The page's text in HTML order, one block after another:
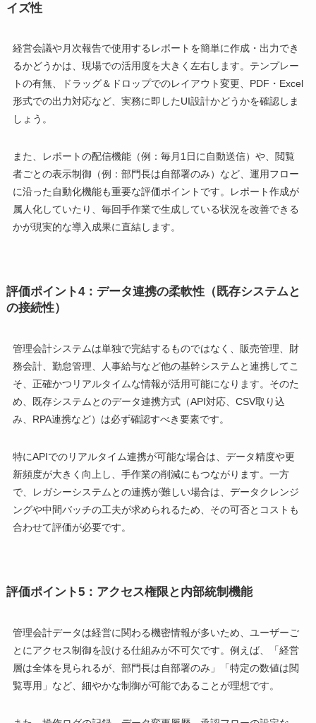
イズ性
経営会議や月次報告で使用するレポートを簡単に作成・出力でき
るかどうかは、現場での活用度を大きく左右します。テンプレー
トの有無、ドラッグ＆ドロップでのレイアウト変更、PDF・Excel
形式での出力対応など、実務に即したUI設計かどうかを確認しま
しょう。
また、レポートの配信機能（例：毎月1日に自動送信）や、閲覧
者ごとの表示制御（例：部門長は自部署のみ）など、運用フロー
に沿った自動化機能も重要な評価ポイントです。レポート作成が
属人化していたり、毎回手作業で生成している状況を改善できる
かが現実的な導入成果に直結します。
評価ポイント4：データ連携の柔軟性（既存システムと
の接続性）
管理会計システムは単独で完結するものではなく、販売管理、財
務会計、勤怠管理、人事給与など他の基幹システムと連携してこ
そ、正確かつリアルタイムな情報が活用可能になります。そのた
め、既存システムとのデータ連携方式（API対応、CSV取り込
み、RPA連携など）は必ず確認すべき要素です。
特にAPIでのリアルタイム連携が可能な場合は、データ精度や更
新頻度が大きく向上し、手作業の削減にもつながります。一方
で、レガシーシステムとの連携が難しい場合は、データクレンジ
ングや中間バッチの工夫が求められるため、その可否とコストも
合わせて評価が必要です。
評価ポイント5：アクセス権限と内部統制機能
管理会計データは経営に関わる機密情報が多いため、ユーザーご
とにアクセス制御を設ける仕組みが不可欠です。例えば、「経営
層は全体を見られるが、部門長は自部署のみ」「特定の数値は閲
覧専用」など、細やかな制御が可能であることが理想です。